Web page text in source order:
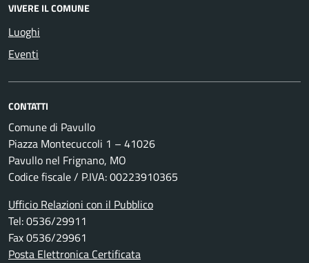
VIVERE IL COMUNE
Luoghi
Eventi
CONTATTI
Comune di Pavullo
Piazza Montecuccoli 1 – 41026
Pavullo nel Frignano, MO
Codice fiscale / P.IVA: 00223910365
Ufficio Relazioni con il Pubblico
Tel: 0536/29911
Fax 0536/29961
Posta Elettronica Certificata